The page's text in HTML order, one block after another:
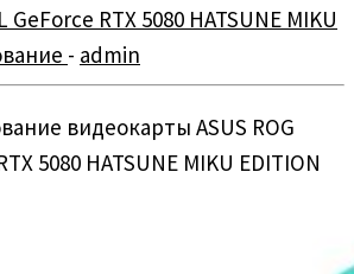
GeForce RTX 5080 HATSUNE MIKU
- admin
видеокарты ASUS ROG
5080 HATSUNE MIKU EDITION